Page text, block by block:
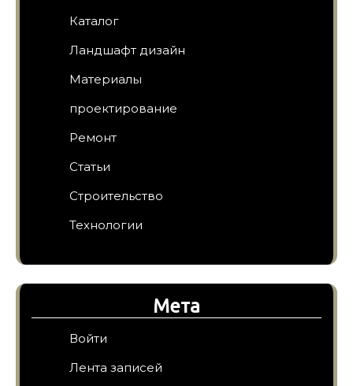
Каталог
Ландшафт дизайн
Материалы
проектирование
Ремонт
Статьи
Строительство
Технологии
Мета
Войти
Лента записей